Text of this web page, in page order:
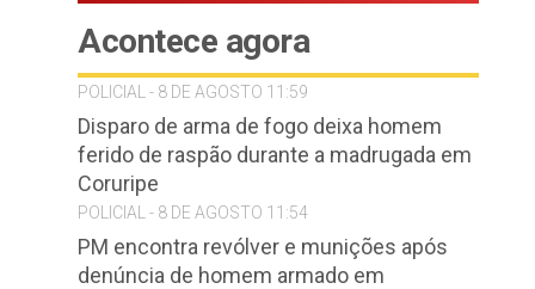
Acontece agora
POLICIAL - 8 DE AGOSTO 11:59
Disparo de arma de fogo deixa homem
ferido de raspão durante a madrugada em
Coruripe
POLICIAL - 8 DE AGOSTO 11:54
PM encontra revólver e munições após
denúncia de homem armado em